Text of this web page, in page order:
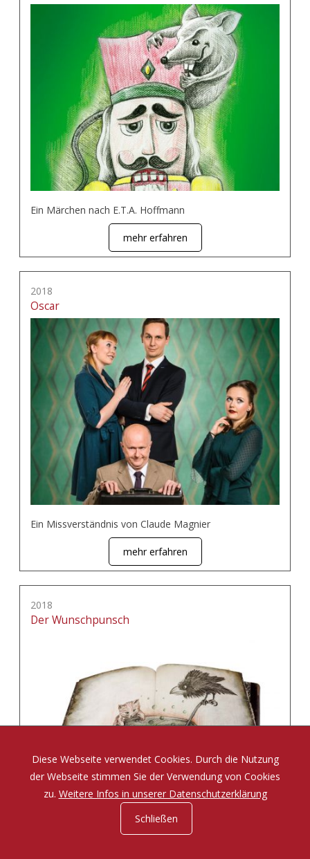
Ein Märchen nach E.T.A. Hoffmann
mehr erfahren
2018
Oscar
Ein Missverständnis von Claude Magnier
mehr erfahren
2018
Der Wunschpunsch
Eine Zauberposse von Michael Ende
Diese Webseite verwendet Cookies. Durch die Nutzung
der Webseite stimmen Sie der Verwendung von Cookies
zu. Weitere Infos in unserer Datenschutzerklärung
Schließen